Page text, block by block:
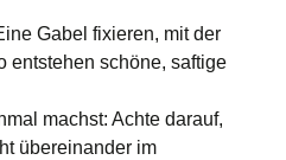
Gabel fixieren, mit der
entstehen schöne, saftige
machst: Achte darauf,
übereinander im